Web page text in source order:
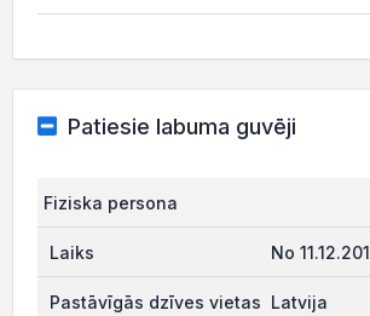
Patiesie labuma guvēji
Fiziska persona
No
Latvija